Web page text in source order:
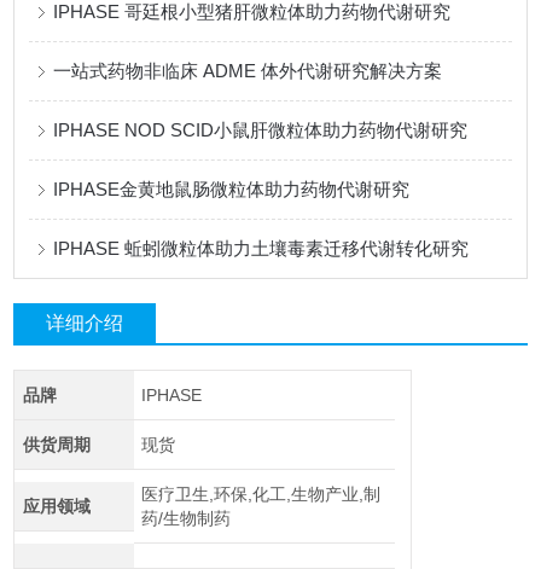
IPHASE 哥廷根小型猪肝微粒体助力药物代谢研究
一站式药物非临床 ADME 体外代谢研究解决方案
IPHASE NOD SCID小鼠肝微粒体助力药物代谢研究
IPHASE金黄地鼠肠微粒体助力药物代谢研究
IPHASE 蚯蚓微粒体助力土壤毒素迁移代谢转化研究
详细介绍
品牌 IPHASE
供货周期 现货
应用领域
医疗卫生,环保,化工,生物产业,制
药/生物制药